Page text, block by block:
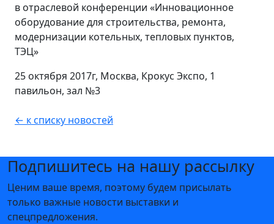
в отраслевой конференции «Инновационное
оборудование для строительства, ремонта,
модернизации котельных, тепловых пунктов,
ТЭЦ»
25 октября 2017г, Москва, Крокус Экспо, 1
павильон, зал №3
← к списку новостей
Подпишитесь на нашу рассылку
Ценим ваше время, поэтому будем присылать
только важные новости выставки и
спецпредложения.